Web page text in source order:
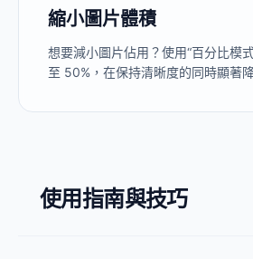
縮小圖片體積
想要減小圖片佔用？使用“百分比模
至 50%，在保持清晰度的同時顯著
使用指南與技巧